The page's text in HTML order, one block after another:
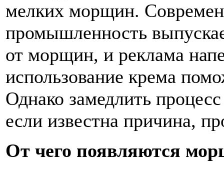
мелких морщин.
промышленность
от морщин, и реклама
использование крема
Однако замедлить
если известна причина,
От чего появляются